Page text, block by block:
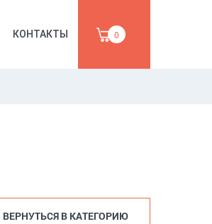
КОНТАКТЫ 0
ВЕРНУТЬСЯ В КАТЕГОРИЮ